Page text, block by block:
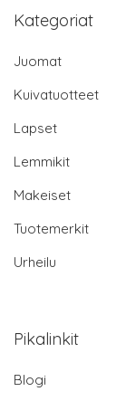
Kategoriat
Juomat
Kuivatuotteet
Lapset
Lemmikit
Makeiset
Tuotemerkit
Urheilu
Pikalinkit
Blogi